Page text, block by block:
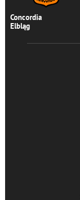
Concordia
Elbląg